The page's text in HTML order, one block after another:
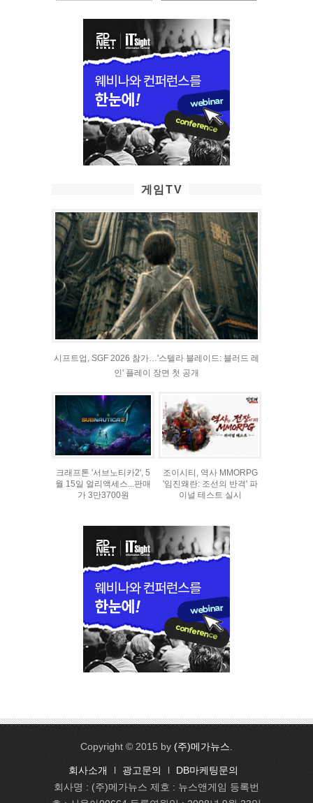
게임TV
시프트업, SGF 2026 참가…'스텔라 블레이드: 블러드 레
인' 플레이 장면 첫 공개
크래프톤 '서브노티카2', 5
월 15일 얼리액세스...판매
가 3만3700원
조이시티, 역사 MMORPG
'임진왜란: 조선의 반격' 파
이널 테스트 실시
Copyright © 2015 by (주)메가뉴스
회사소개 l 광고문의 l
DB마케팅문의
회사명 : (주)메가뉴스 제호 : 뉴스앤게임 등록번